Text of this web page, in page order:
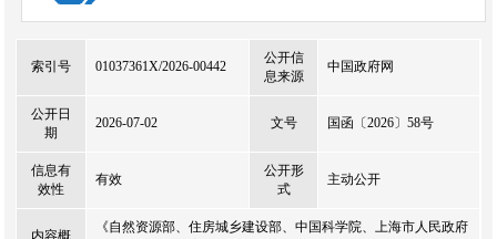
索引号 01037361X/2026-00442
公开信
息来源
中国政府网
公开日
期
2026-07-02 文号 国函〔2026〕58号
信息有
效性
有效
公开形
式
主动公开
内容概
《自然资源部、住房城乡建设部、中国科学院、上海市人民政府